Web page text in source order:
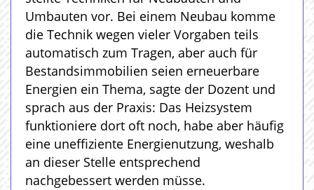
Umbauten vor. Bei einem Neubau komme
die Technik wegen vieler Vorgaben teils
automatisch zum Tragen, aber auch für
Bestandsimmobilien seien erneuerbare
Energien ein Thema, sagte der Dozent und
sprach aus der Praxis: Das Heizsystem
funktioniere dort oft noch, habe aber häufig
eine uneffiziente Energienutzung, weshalb
an dieser Stelle entsprechend
nachgebessert werden müsse.